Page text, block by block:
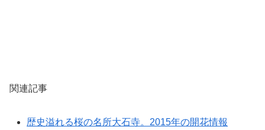
関連記事
歴史溢れる桜の名所大石寺。2015年の開花情報